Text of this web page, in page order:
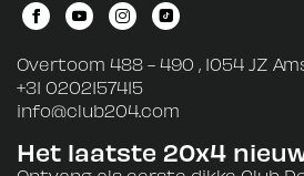
Overtoom 488 - 490 , 1054 JZ
+31 0202157415
info@club204.com
Het laatste 20x4